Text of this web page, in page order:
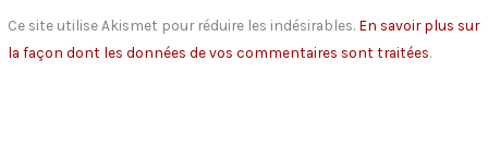
Ce site utilise Akismet pour réduire les indésirables. En savoir plus sur
la façon dont les données de vos commentaires sont traitées.